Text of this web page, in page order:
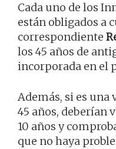
Cada uno de los
están obligados a
correspondiente
los 45 años de
incorporada en el
Además, si es una
45 años, deberían
10 años y
que no haya